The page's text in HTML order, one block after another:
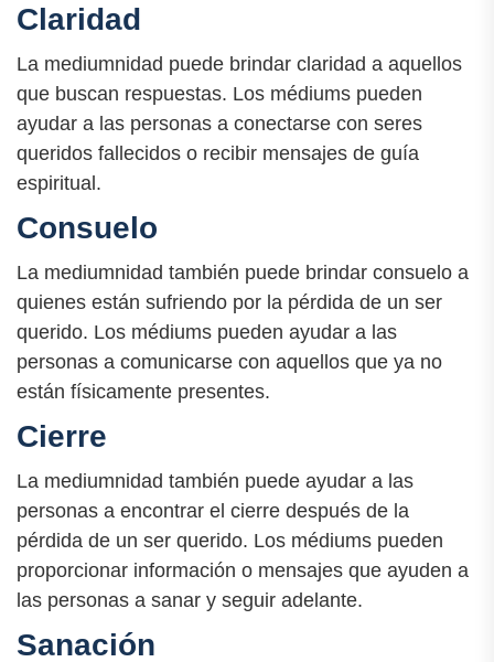
Claridad
La mediumnidad puede brindar claridad a aquellos
que buscan respuestas. Los médiums pueden
ayudar a las personas a conectarse con seres
queridos fallecidos o recibir mensajes de guía
espiritual.
Consuelo
La mediumnidad también puede brindar consuelo a
quienes están sufriendo por la pérdida de un ser
querido. Los médiums pueden ayudar a las
personas a comunicarse con aquellos que ya no
están físicamente presentes.
Cierre
La mediumnidad también puede ayudar a las
personas a encontrar el cierre después de la
pérdida de un ser querido. Los médiums pueden
proporcionar información o mensajes que ayuden a
las personas a sanar y seguir adelante.
Sanación